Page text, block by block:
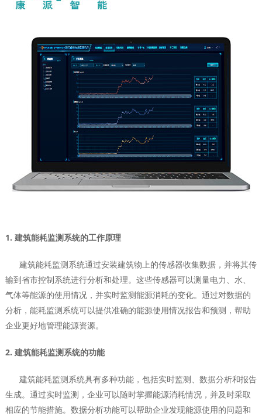
1. 建筑能耗监测系统的工作原理
建筑能耗监测系统通过安装建筑物上的传感器收集数据，并将其传
输到省市控制系统进行分析和处理。这些传感器可以测量电力、水、
气体等能源的使用情况，并实时监测能源消耗的变化。通过对数据的
分析，能耗监测系统可以提供准确的能源使用情况报告和预测，帮助
企业更好地管理能源资源。
2. 建筑能耗监测系统的功能
建筑能耗监测系统具有多种功能，包括实时监测、数据分析和报告
生成。通过实时监测，企业可以随时掌握能源消耗情况，并及时采取
相应的节能措施。数据分析功能可以帮助企业发现能源使用的问题和